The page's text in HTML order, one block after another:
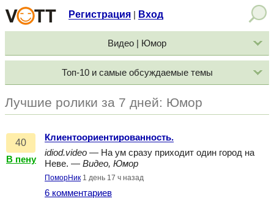
Регистрация Вход
Видео | Юмор
Топ-10 и самые обсуждаемые темы
Лучшие ролики за 7 дней: Юмор
40
В пену
Клиентоориентированность.
idiod.video — На ум сразу приходит один город на
Неве. — Видео, Юмор
ПоморНик 1 день 17 ч назад
6 комментариев